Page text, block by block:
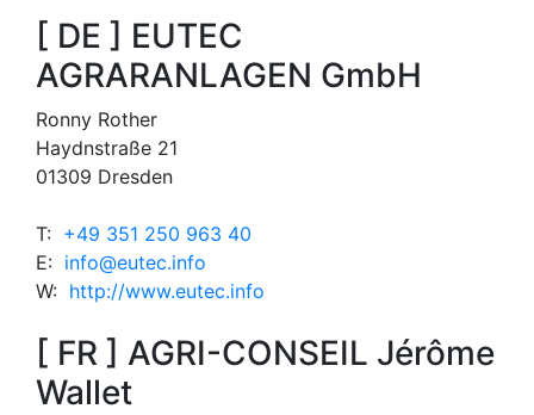
[ DE ] EUTEC
AGRARANLAGEN GmbH
Ronny Rother
Haydnstraße 21
01309 Dresden
T: +49 351 250 963 40
E: info@eutec.info
W: http://www.eutec.info
[ FR ] AGRI-CONSEIL Jérôme
Wallet